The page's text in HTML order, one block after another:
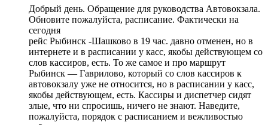
Добрый день. Обращение для руководства Автовокзала.
Обновите пожалуйста, расписание. Фактически на
сегодня
рейс Рыбинск -Шашково в 19 час. давно отменен, но в
интернете и в расписании у касс, якобы действующем со
слов кассиров, есть. То же самое и про маршрут
Рыбинск — Гаврилово, который со слов кассиров к
автовокзалу уже не относится, но в расписании у касс,
якобы действующем, есть. Кассиры и диспетчер сидят
злые, что ни спросишь, ничего не знают. Наведите,
пожалуйста, порядок с расписанием и вежливостью